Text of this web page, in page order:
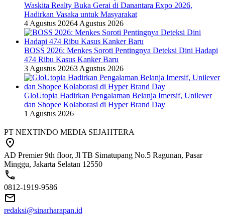
Waskita Realty Buka Gerai di Danantara Expo 2026,
Hadirkan Vasaka untuk Masyarakat
4 Agustus 20264 Agustus 2026
BOSS 2026: Menkes Soroti Pentingnya Deteksi Dini Hadapi
474 Ribu Kasus Kanker Baru
3 Agustus 20263 Agustus 2026
GloUtopia Hadirkan Pengalaman Belanja Imersif, Unilever
dan Shopee Kolaborasi di Hyper Brand Day
1 Agustus 2026
PT NEXTINDO MEDIA SEJAHTERA
AD Premier 9th floor, Jl TB Simatupang No.5 Ragunan, Pasar
Minggu, Jakarta Selatan 12550
0812-1919-9586
redaksi@sinarharapan.id